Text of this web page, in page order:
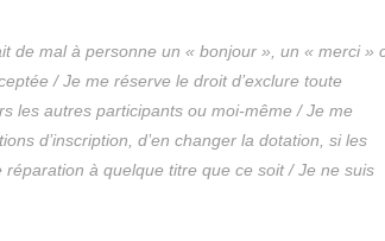
de mal à personne un « bonjour », un « merci »
/ Je me réserve le droit d’exclure toute
les autres participants ou moi-même / Je me
d’inscription, d’en changer la dotation, si les
réparation à quelque titre que ce soit / Je ne suis